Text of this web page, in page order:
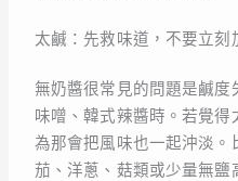
太鹹：先救味道，不要立刻
無奶醬很常見的問題是鹹度
味噌、韓式辣醬時。若覺得
為那會把風味也一起沖淡。
茄、洋蔥、菇類或少量無鹽